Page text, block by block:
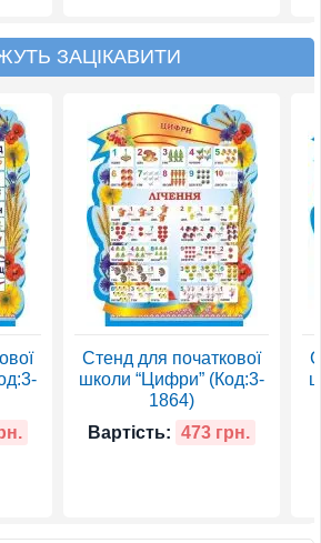
ЗАЦІКАВИТИ
Стенд для початкової
школи “Цифри” (Код:3-
1864)
Вартість: 473 грн.